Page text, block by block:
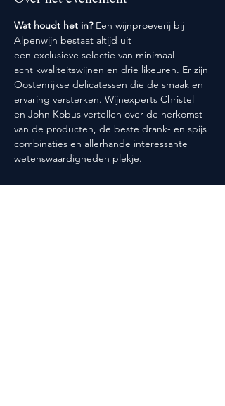
Wat houdt het in? Een wijnproeverij bij
Alpenwijn bestaat altijd uit
een exclusieve selectie van minimaal
acht kwaliteitswijnen en drie likeuren. Er zijn
Oostenrijkse delicatessen die de smaak en
ervaring versterken. Wijnexperts Christel
en John Kobus vertellen over de herkomst
van de producten, de beste drank- en spijs
combinaties en allerhande interessante
wetenswaardigheden plekje.